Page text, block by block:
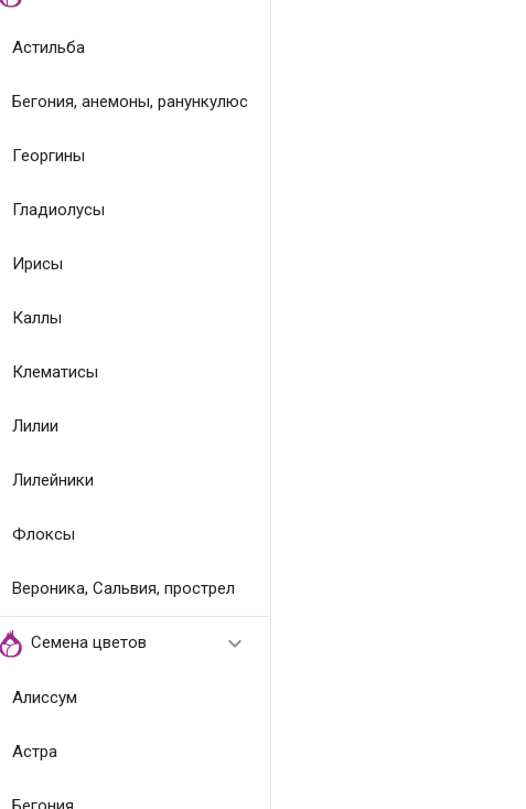
Астильба
Бегония, анемоны, ранункулюс
Георгины
Гладиолусы
Ирисы
Каллы
Клематисы
Лилии
Лилейники
Флоксы
Вероника, Сальвия, прострел
Семена цветов 
Алиссум
Астра